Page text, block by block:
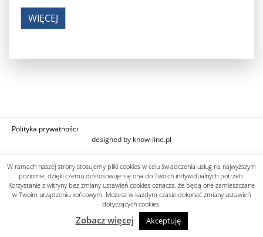
WIĘCEJ
Polityka prywatności
designed by know-line.pl
W ramach naszej strony stosujemy pliki cookies w celu świadczenia usług na najwyższym
poziomie, dzięki czemu dostosowuje się ona do Twoich indywidualnych potrzeb.
Korzystanie z witryny bez zmiany ustawień cookies oznacza, że będą one zamieszczane
w Twoim urządzeniu końcowym. Możesz w każdym czasie dokonać zmiany ustawień
dotyczących cookies.
Zobacz więcej Akceptuję